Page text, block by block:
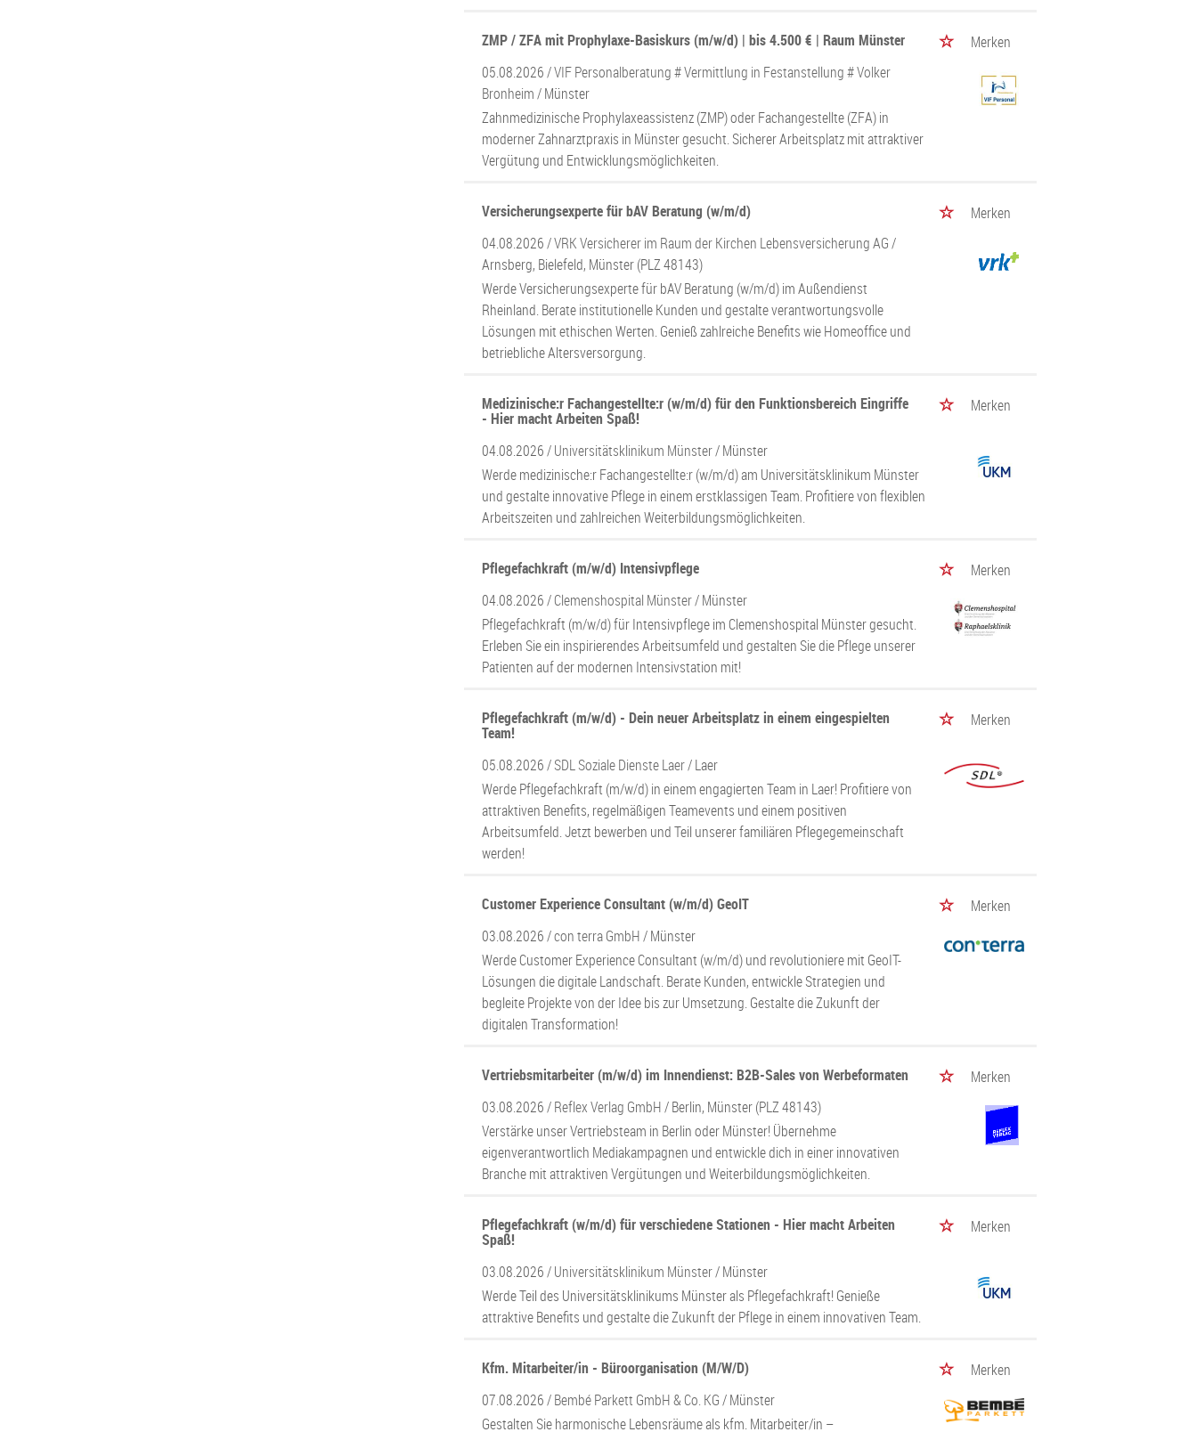
ZMP / ZFA mit Prophylaxe-Basiskurs (m/w/d) | bis 4.500 € | Raum Münster
Merken
05.08.2026 /VIF Personalberatung # Vermittlung in Festanstellung # Volker
Bronheim/ Münster
Zahnmedizinische Prophylaxeassistenz (ZMP) oder Fachangestellte (ZFA) in
moderner Zahnarztpraxis in Münster gesucht. Sicherer Arbeitsplatz mit attraktiver
Vergütung und Entwicklungsmöglichkeiten.
Versicherungsexperte für bAV Beratung (w/m/d)
Merken
04.08.2026 /VRK Versicherer im Raum der Kirchen Lebensversicherung AG/
Arnsberg, Bielefeld, Münster (PLZ 48143)
Werde Versicherungsexperte für bAV Beratung (w/m/d) im Außendienst
Rheinland. Berate institutionelle Kunden und gestalte verantwortungsvolle
Lösungen mit ethischen Werten. Genieß zahlreiche Benefits wie Homeoffice und
betriebliche Altersversorgung.
Medizinische:r Fachangestellte:r (w/m/d) für den Funktionsbereich Eingriffe
- Hier macht Arbeiten Spaß!
Merken
04.08.2026 /Universitätsklinikum Münster/ Münster
Werde medizinische:r Fachangestellte:r (w/m/d) am Universitätsklinikum Münster
und gestalte innovative Pflege in einem erstklassigen Team. Profitiere von flexiblen
Arbeitszeiten und zahlreichen Weiterbildungsmöglichkeiten.
Pflegefachkraft (m/w/d) Intensivpflege
Merken
04.08.2026 /Clemenshospital Münster/ Münster
Pflegefachkraft (m/w/d) für Intensivpflege im Clemenshospital Münster gesucht.
Erleben Sie ein inspirierendes Arbeitsumfeld und gestalten Sie die Pflege unserer
Patienten auf der modernen Intensivstation mit!
Pflegefachkraft (m/w/d) - Dein neuer Arbeitsplatz in einem eingespielten
Team!
Merken
05.08.2026 /SDL Soziale Dienste Laer/ Laer
Werde Pflegefachkraft (m/w/d) in einem engagierten Team in Laer! Profitiere von
attraktiven Benefits, regelmäßigen Teamevents und einem positiven
Arbeitsumfeld. Jetzt bewerben und Teil unserer familiären Pflegegemeinschaft
werden!
Customer Experience Consultant (w/m/d) GeoIT
Merken
03.08.2026 /con terra GmbH/ Münster
Werde Customer Experience Consultant (w/m/d) und revolutioniere mit GeoIT-
Lösungen die digitale Landschaft. Berate Kunden, entwickle Strategien und
begleite Projekte von der Idee bis zur Umsetzung. Gestalte die Zukunft der
digitalen Transformation!
Vertriebsmitarbeiter (m/w/d) im Innendienst: B2B-Sales von Werbeformaten
Merken
03.08.2026 /Reflex Verlag GmbH/ Berlin, Münster (PLZ 48143)
Verstärke unser Vertriebsteam in Berlin oder Münster! Übernehme
eigenverantwortlich Mediakampagnen und entwickle dich in einer innovativen
Branche mit attraktiven Vergütungen und Weiterbildungsmöglichkeiten.
Pflegefachkraft (w/m/d) für verschiedene Stationen - Hier macht Arbeiten
Spaß!
Merken
03.08.2026 /Universitätsklinikum Münster/ Münster
Werde Teil des Universitätsklinikums Münster als Pflegefachkraft! Genieße
attraktive Benefits und gestalte die Zukunft der Pflege in einem innovativen Team.
Kfm. Mitarbeiter/in - Büroorganisation (M/W/D)
Merken
07.08.2026 /Bembé Parkett GmbH & Co. KG/ Münster
Gestalten Sie harmonische Lebensräume als kfm. Mitarbeiter/in –